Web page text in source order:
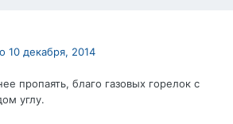
10 декабря, 2014
пропаять, благо газовых горелок с
углу.